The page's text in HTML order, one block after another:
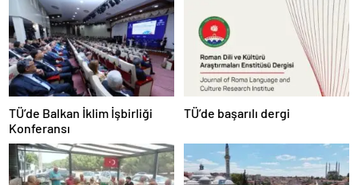
TÜ’de Balkan İklim İşbirliği
Konferansı
TÜ’de başarılı dergi